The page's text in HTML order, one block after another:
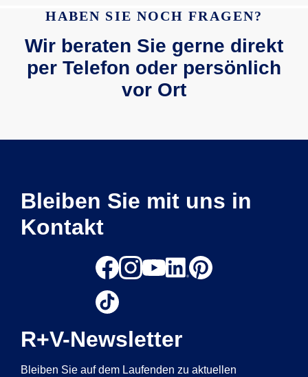
HABEN SIE NOCH FRAGEN?
Wir beraten Sie gerne direkt
per Telefon oder persönlich
vor Ort
Bleiben Sie mit uns in
Kontakt
R+V-Newsletter
Bleiben Sie auf dem Laufenden zu aktuellen